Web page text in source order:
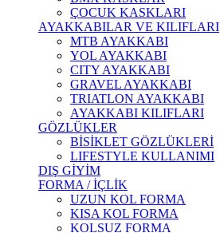
ÇOCUK KASKLARI
AYAKKABILAR VE KILIFLARI
MTB AYAKKABI
YOL AYAKKABI
CITY AYAKKABI
GRAVEL AYAKKABI
TRIATLON AYAKKABI
AYAKKABI KILIFLARI
GÖZLÜKLER
BİSİKLET GÖZLÜKLERİ
LIFESTYLE KULLANIMI
DIŞ GİYİM
FORMA / İÇLİK
UZUN KOL FORMA
KISA KOL FORMA
KOLSUZ FORMA